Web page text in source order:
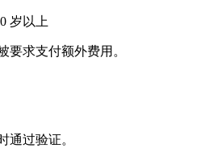
岁以上
要求支付额外费用。
通过验证。